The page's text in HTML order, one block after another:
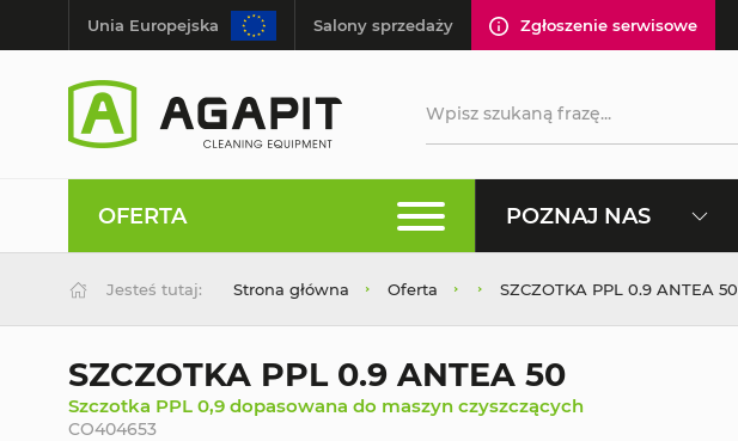
Unia Europejska Salony sprzedaży Zgłoszenie serwisowe
OFERTA POZNAJ NAS
Jesteś tutaj: Strona główna Oferta SZCZOTKA PPL 0.9 ANTEA 50
SZCZOTKA PPL 0.9 ANTEA 50
Szczotka PPL 0,9 dopasowana do maszyn czyszczących
CO404653